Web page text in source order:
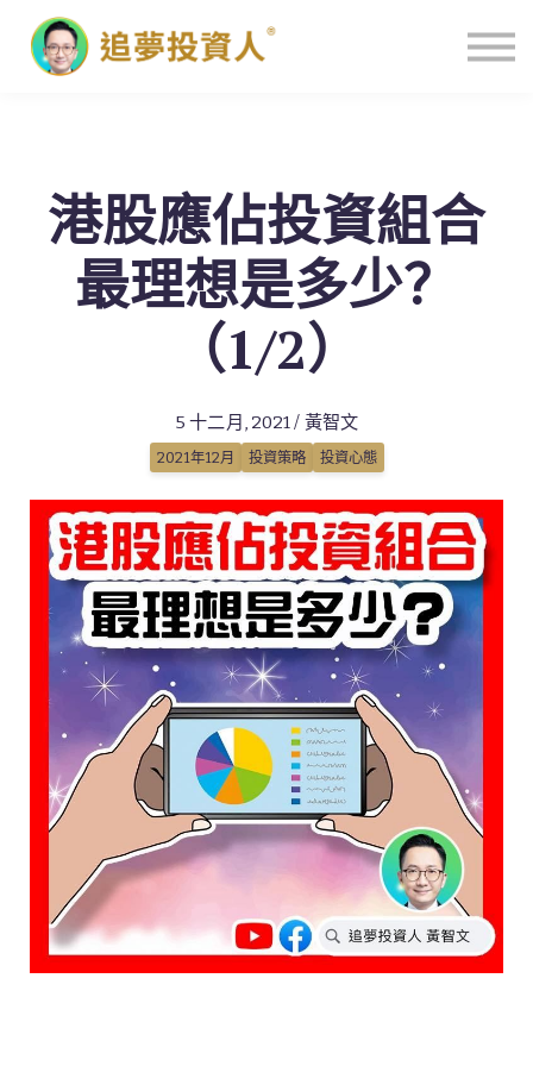
主頁
港股應佔投資組合
最理想是多少？
（1/2）
5 十二月, 2021 / 黃智文
2021年12月 投資策略 投資心態